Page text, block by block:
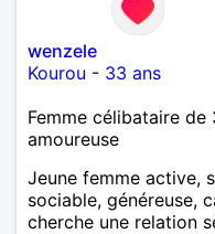
wenzele
Kourou - 33 ans
Femme célibataire
amoureuse
Jeune femme active,
sociable, généreuse,
cherche une relation